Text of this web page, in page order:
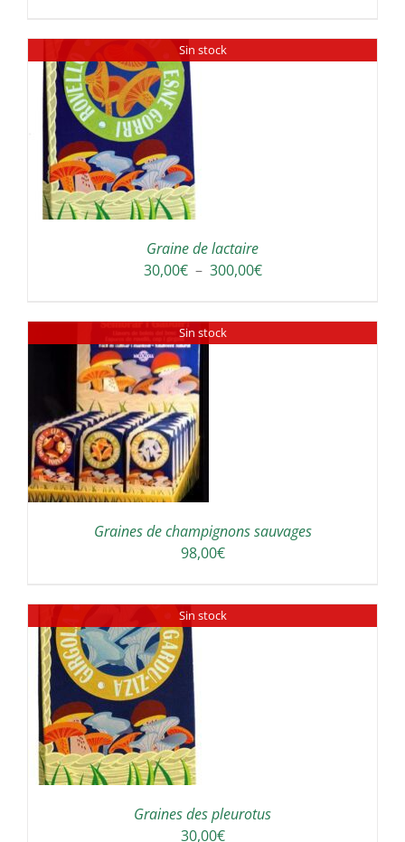
Sin stock
Graine de lactaire
30,00€ – 300,00€Plage
Sin stock
Graines de champignons sauvages
98,00€
Sin stock
Graines des pleurotus
30,00€